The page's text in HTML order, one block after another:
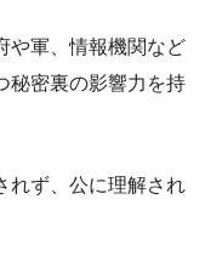
や軍、情報機関など
秘密裏の影響力を持
れず、公に理解され